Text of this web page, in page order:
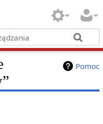
Pomoc